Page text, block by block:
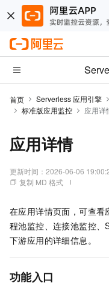
首页 Serverless 应用引擎
标准版应用监控
应用详
应用详情
更新时间： 2026-06-06
复制 MD 格式
在应用详情页面，可查
程池监控、连接池监控、
下游应用的详细信息。
功能入口